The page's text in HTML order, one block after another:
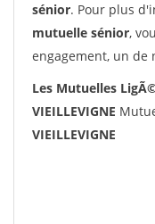
sénior. Pour plus
mutuelle sénior,
engagement, un de
Les Mutuelles
VIEILLEVIGNE
VIEILLEVIGNE